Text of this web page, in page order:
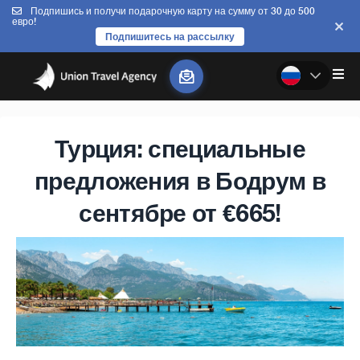
Подпишись и получи подарочную карту на сумму от 30 до 500
евро!
Подпишитесь на рассылку
Турция: специальные
предложения в Бодрум в
сентябре от €665!